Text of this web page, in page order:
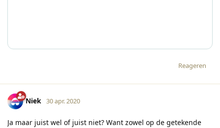
Reageren
Niek 30 apr. 2020
Ja maar juist wel of juist niet? Want zowel op de getekende